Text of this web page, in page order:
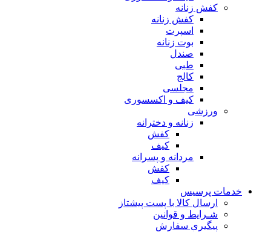
کفش زنانه
کفش زنانه
اسپرت
بوت زنانه
مجلسی
کیف و اکسسوری
ورزشی
زنانه و دخترانه
مردانه و پسرانه
پرسیس
ارسال کالا با پست پیشتاز
شـرایط و قوانین
پیگیری سفارش